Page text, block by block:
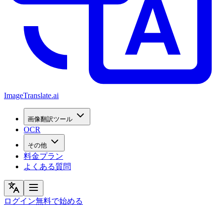
ImageTranslate.ai
画像翻訳ツール
OCR
その他
料金プラン
よくある質問
ログイン無料で始める